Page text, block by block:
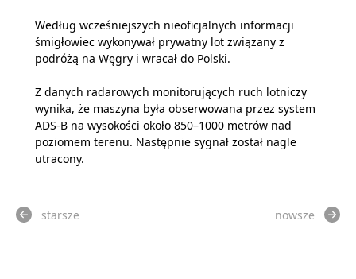
Według wcześniejszych nieoficjalnych informacji
śmigłowiec wykonywał prywatny lot związany z
podróżą na Węgry i wracał do Polski.
Z danych radarowych monitorujących ruch lotniczy
wynika, że maszyna była obserwowana przez system
ADS-B na wysokości około 850–1000 metrów nad
poziomem terenu. Następnie sygnał został nagle
utracony.
starsze nowsze